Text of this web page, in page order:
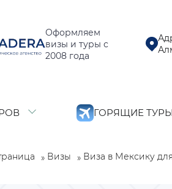
Оформляем
визы и туры с
2008 года
ГОРЯЩИЕ ТУРЫ
» Визы » Виза в Мексику